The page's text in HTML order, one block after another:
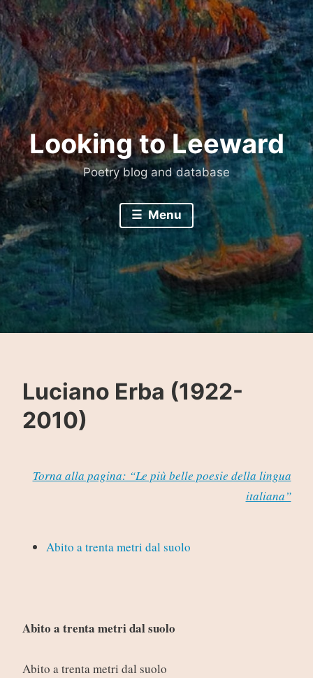
Skip
to
content
Looking to Leeward
Poetry blog and database
Menu
Luciano Erba (1922-
2010)
Torna alla pagina: “Le più belle poesie della lingua
italiana”
Abito a trenta metri dal suolo
Abito a trenta metri dal suolo
Abito a trenta metri dal suolo